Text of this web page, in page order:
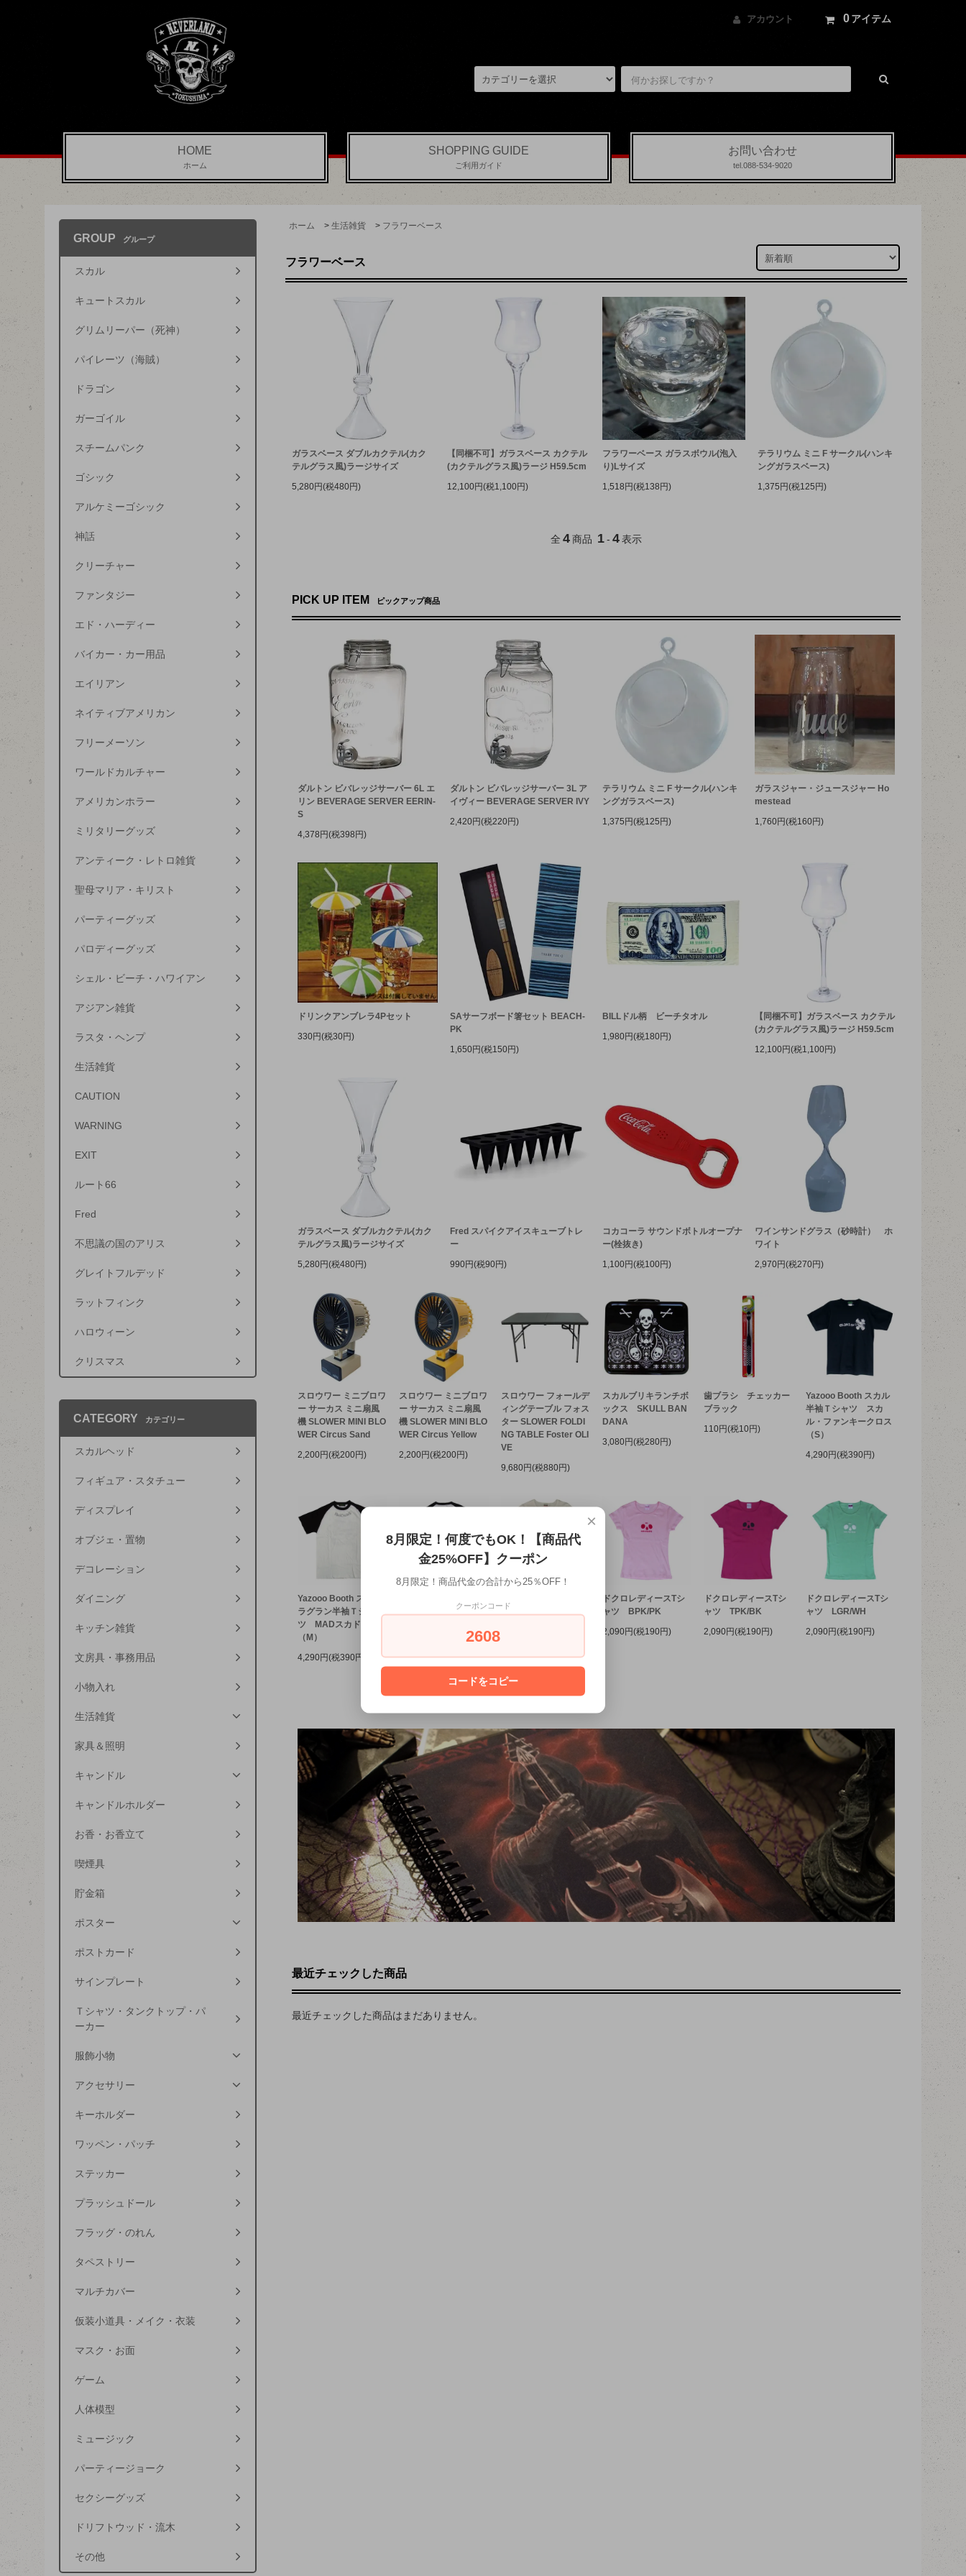
アカウント 0 アイテム
HOME
ホーム
SHOPPING GUIDE
ご利用ガイド
お問い合わせ
tel.088-534-9020
ホーム > 生活雑貨 > フラワーベース
フラワーベース
ガラスベース ダブルカクテル(カク
テルグラス風)ラージサイズ
5,280円(税480円)
【同梱不可】ガラスベース カクテル
(カクテルグラス風)ラージ H59.5cm
12,100円(税1,100円)
フラワーベース ガラスボウル(泡入
り)Lサイズ
1,518円(税138円)
テラリウム ミニ F サークル(ハンキ
ングガラスベース)
1,375円(税125円)
全 4商品 1- 4表示
PICK UP ITEM ピックアップ商品
ダルトン ビバレッジサーバー 6L エ
リン BEVERAGE SERVER EERIN-
S
4,378円(税398円)
ダルトン ビバレッジサーバー 3L ア
イヴィー BEVERAGE SERVER IVY
2,420円(税220円)
テラリウム ミニ F サークル(ハンキ
ングガラスベース)
1,375円(税125円)
ガラスジャー・ジュースジャー Ho
mestead
1,760円(税160円)
ドリンクアンブレラ4Pセット
330円(税30円)
SAサーフボード箸セット BEACH-
PK
1,650円(税150円)
BILLドル柄 ビーチタオル
1,980円(税180円)
【同梱不可】ガラスベース カクテル
(カクテルグラス風)ラージ H59.5cm
12,100円(税1,100円)
ガラスベース ダブルカクテル(カク
テルグラス風)ラージサイズ
5,280円(税480円)
Fred スパイクアイスキューブトレ
ー
990円(税90円)
コカコーラ サウンドボトルオープナ
ー(栓抜き)
1,100円(税100円)
ワインサンドグラス（砂時計） ホ
ワイト
2,970円(税270円)
スロウワー ミニブロワ
ー サーカス ミニ扇風
機 SLOWER MINI BLO
WER Circus Sand
2,200円(税200円)
スロウワー ミニブロワ
ー サーカス ミニ扇風
機 SLOWER MINI BLO
WER Circus Yellow
2,200円(税200円)
スロウワー フォールデ
ィングテーブル フォス
ター SLOWER FOLDI
NG TABLE Foster OLI
VE
9,680円(税880円)
スカルブリキランチボ
ックス SKULL BAN
DANA
3,080円(税280円)
歯ブラシ チェッカー
ブラック
110円(税10円)
Yazooo Booth スカル
半袖Ｔシャツ スカ
ル・ファンキークロス
（S）
4,290円(税390円)
Yazooo Booth スカル
ラグラン半袖Ｔシャ
ツ MADスカドッグ
（M）
4,290円(税390円)
ラグラン半袖Tシャ
4,290円(税390円)
ャツ WH/BK
ドクロレディースTシ
ャツ BPK/PK
2,090円(税190円)
ドクロレディースTシ
ャツ TPK/BK
2,090円(税190円)
ドクロレディースTシ
ャツ LGR/WH
2,090円(税190円)
最近チェックした商品
最近チェックした商品はまだありません。
GROUP グループ
スカル
キュートスカル
グリムリーパー（死神）
パイレーツ（海賊）
ドラゴン
ガーゴイル
スチームパンク
ゴシック
アルケミーゴシック
神話
クリーチャー
ファンタジー
エド・ハーディー
バイカー・カー用品
エイリアン
ネイティブアメリカン
フリーメーソン
ワールドカルチャー
アメリカンホラー
ミリタリーグッズ
アンティーク・レトロ雑貨
聖母マリア・キリスト
パーティーグッズ
パロディーグッズ
シェル・ビーチ・ハワイアン
アジアン雑貨
ラスタ・ヘンプ
生活雑貨
CAUTION
WARNING
EXIT
ルート66
Fred
不思議の国のアリス
グレイトフルデッド
ラットフィンク
ハロウィーン
クリスマス
CATEGORY カテゴリー
スカルヘッド
フィギュア・スタチュー
ディスプレイ
オブジェ・置物
デコレーション
ダイニング
キッチン雑貨
文房具・事務用品
小物入れ
生活雑貨
家具＆照明
キャンドル
キャンドルホルダー
お香・お香立て
喫煙具
貯金箱
ポスター
ポストカード
サインプレート
Ｔシャツ・タンクトップ・パ
ーカー
服飾小物
アクセサリー
キーホルダー
ワッペン・パッチ
ステッカー
プラッシュドール
フラッグ・のれん
タペストリー
マルチカバー
仮装小道具・メイク・衣装
マスク・お面
ゲーム
人体模型
ミュージック
パーティージョーク
セクシーグッズ
ドリフトウッド・流木
その他
×
8月限定！何度でもOK！【商品代
金25%OFF】クーポン
8月限定！商品代金の合計から25％OFF！
クーポンコード
2608
コードをコピー